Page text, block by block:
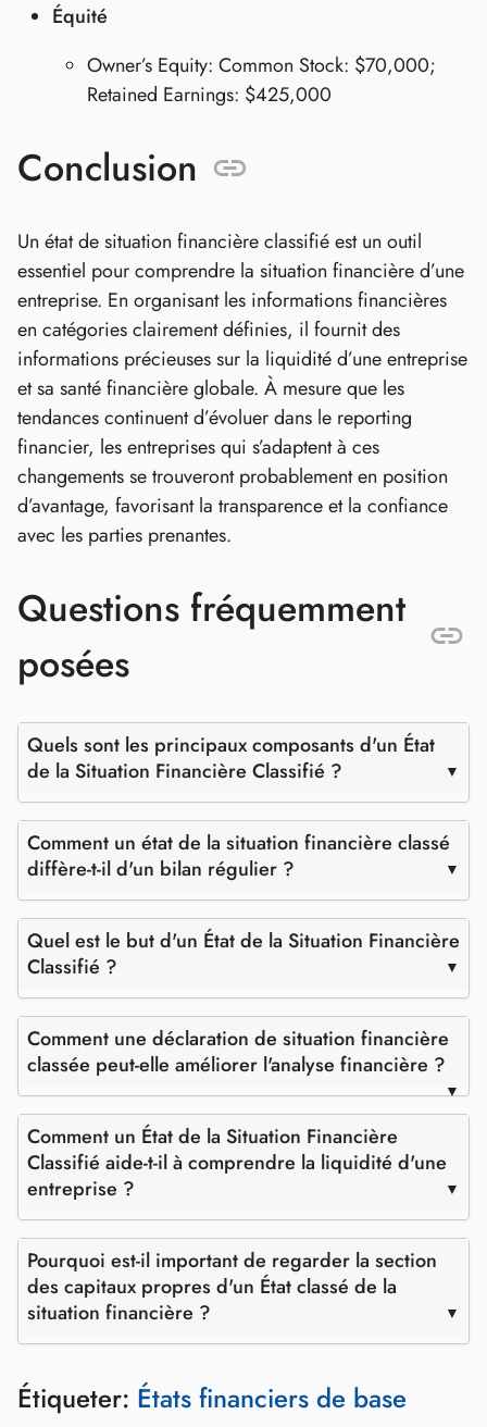
Équité
Owner’s Equity: Common Stock: $70,000;
Retained Earnings: $425,000
Conclusion
Un état de situation financière classifié est un outil
essentiel pour comprendre la situation financière d’une
entreprise. En organisant les informations financières
en catégories clairement définies, il fournit des
informations précieuses sur la liquidité d’une entreprise
et sa santé financière globale. À mesure que les
tendances continuent d’évoluer dans le reporting
financier, les entreprises qui s’adaptent à ces
changements se trouveront probablement en position
d’avantage, favorisant la transparence et la confiance
avec les parties prenantes.
Questions fréquemment
posées
Quels sont les principaux composants d'un État
de la Situation Financière Classifié ?
Comment un état de la situation financière classé
diffère-t-il d'un bilan régulier ?
Quel est le but d'un État de la Situation Financière
Classifié ?
Comment une déclaration de situation financière
classée peut-elle améliorer l'analyse financière ?
Comment un État de la Situation Financière
Classifié aide-t-il à comprendre la liquidité d'une
entreprise ?
Pourquoi est-il important de regarder la section
des capitaux propres d'un État classé de la
situation financière ?
Étiqueter: États financiers de base